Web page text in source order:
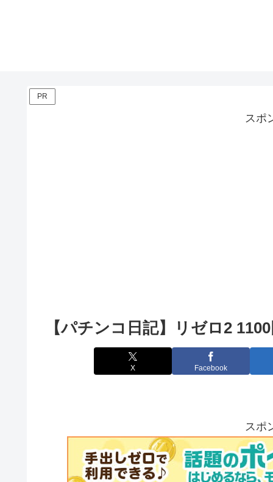
PR
スポ
【パチンコ日記】リゼロ2
X Facebook
スポ